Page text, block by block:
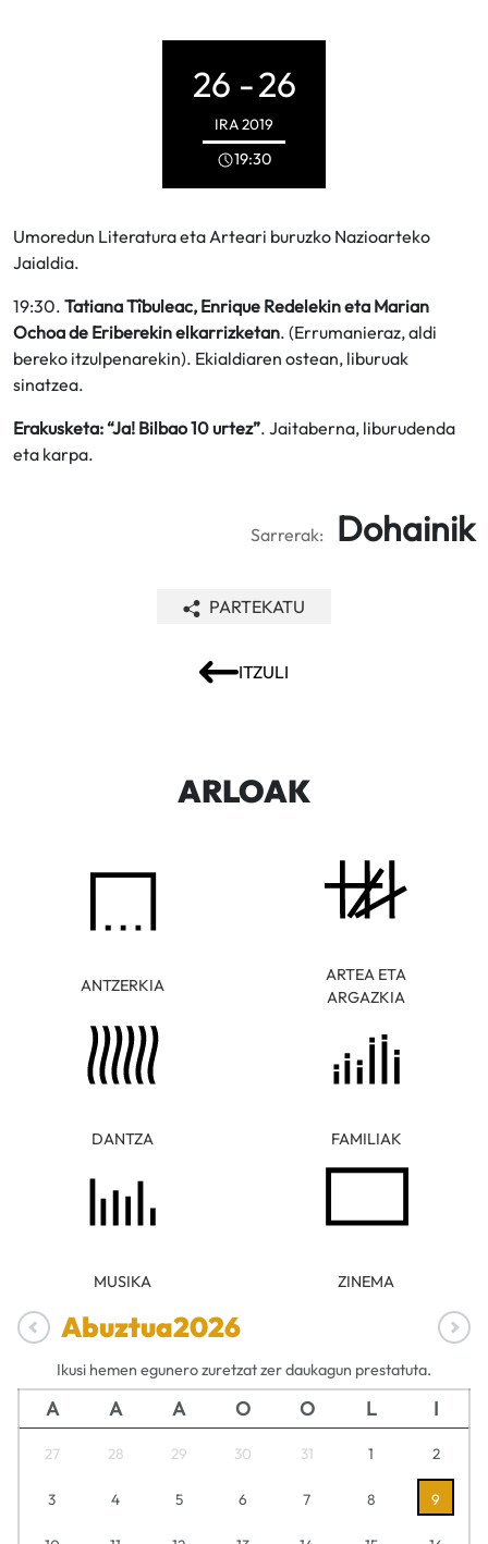
26 -26
IRA2019
19:30
Umoredun Literatura eta Arteari buruzko Nazioarteko
Jaialdia.
19:30. Tatiana Tîbuleac, Enrique Redelekin eta Marian
Ochoa de Eriberekin elkarrizketan. (Errumanieraz, aldi
bereko itzulpenarekin). Ekialdiaren ostean, liburuak
sinatzea.
Erakusketa: “Ja! Bilbao 10 urtez”. Jaitaberna, liburudenda
eta karpa.
Sarrerak: Dohainik
ITZULI
PARTEKATU
ARLOAK
ANTZERKIA
ARTEA ETA
ARGAZKIA
DANTZA FAMILIAK
MUSIKA ZINEMA
Abuztua2026
Ikusi hemen egunero zuretzat zer daukagun prestatuta.
A A A O O L I
27 28 29 30 31 1 2
3 4 5 6 7 8 9